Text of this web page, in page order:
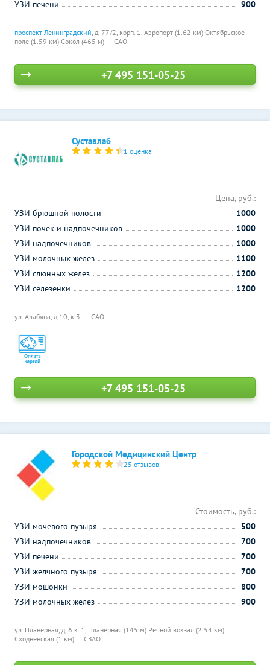
проспект Ленинградский, д. 77/2, корп. 1, Аэропорт (1.62 км) Октябрьское
поле (1.59 км) Сокол (465 м) САО
УЗИ печени 900
+7 495 151-05-25
Суставлаб
1 оценка
ул. Алабяна, д.10, к.3, САО
Цена, руб.:
УЗИ брюшной полости
1000
УЗИ почек и надпочечников
1000
УЗИ надпочечников
1000
УЗИ молочных желез
1100
УЗИ слюнных желез
1200
УЗИ селезенки
1200
+7 495 151-05-25
Городской Медицинский Центр
25 отзывов
ул. Планерная, д. 6 к. 1, Планерная (145 м) Речной вокзал (2.54 км)
Сходненская (1 км)
СЗАО
Стоимость, руб.:
УЗИ мочевого пузыря
500
УЗИ надпочечников
700
УЗИ печени
700
УЗИ желчного пузыря
700
УЗИ мошонки
800
УЗИ молочных желез
900